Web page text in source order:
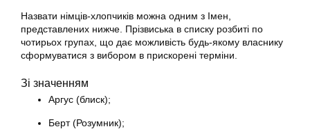
Назвати німців-хлопчиків можна одним з Імен,
представлених нижче. Прізвиська в списку розбиті по
чотирьох групах, що дає можливість будь-якому власнику
сформуватися з вибором в прискорені терміни.
Зі значенням
Аргус (блиск);
Берт (Розумник);